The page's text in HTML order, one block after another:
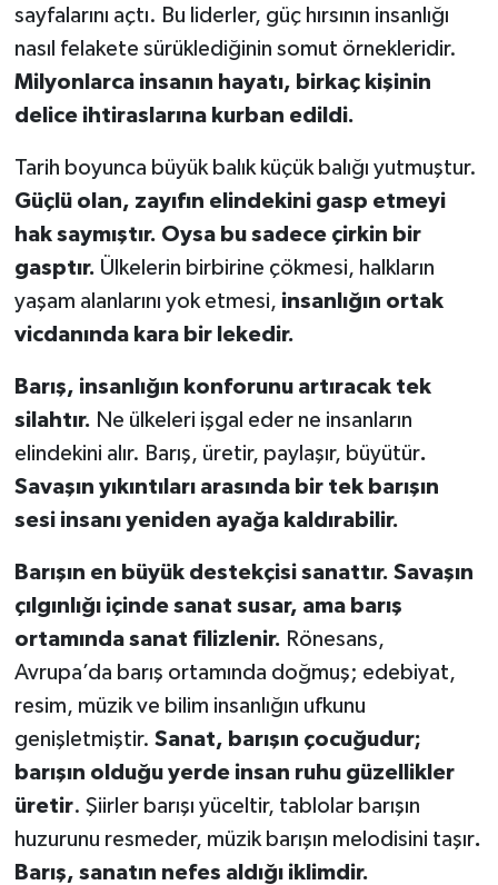
sayfalarını açtı. Bu liderler, güç hırsının insanlığı
nasıl felakete sürüklediğinin somut örnekleridir.
Milyonlarca insanın hayatı, birkaç kişinin
delice ihtiraslarına kurban edildi.
Tarih boyunca büyük balık küçük balığı yutmuştur.
Güçlü olan, zayıfın elindekini gasp etmeyi
hak saymıştır. Oysa bu sadece çirkin bir
gasptır. Ülkelerin birbirine çökmesi, halkların
yaşam alanlarını yok etmesi, insanlığın ortak
vicdanında kara bir lekedir.
Barış, insanlığın konforunu artıracak tek
silahtır. Ne ülkeleri işgal eder ne insanların
elindekini alır. Barış, üretir, paylaşır, büyütür.
Savaşın yıkıntıları arasında bir tek barışın
sesi insanı yeniden ayağa kaldırabilir.
Barışın en büyük destekçisi sanattır. Savaşın
çılgınlığı içinde sanat susar, ama barış
ortamında sanat filizlenir. Rönesans,
Avrupa’da barış ortamında doğmuş; edebiyat,
resim, müzik ve bilim insanlığın ufkunu
genişletmiştir. Sanat, barışın çocuğudur;
barışın olduğu yerde insan ruhu güzellikler
üretir. Şiirler barışı yüceltir, tablolar barışın
huzurunu resmeder, müzik barışın melodisini taşır.
Barış, sanatın nefes aldığı iklimdir.